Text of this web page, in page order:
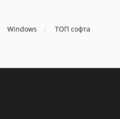
Windows ТОП софта